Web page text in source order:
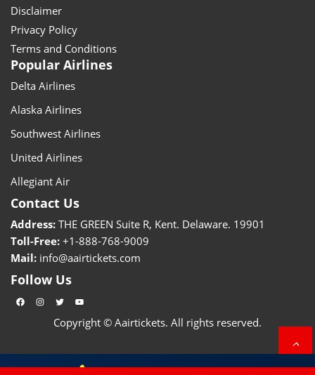
Disclaimer
Privacy Policy
Terms and Conditions
Popular Airlines
Delta Airlines
Alaska Airlines
Southwest Airlines
United Airlines
Allegiant Air
Contact Us
Address: THE GREEN Suite R, Kent. Delaware. 19901
Toll-Free: +1-888-768-9009
Mail: info@aairtickets.com
Follow Us
FacebookInstagram
TwitterYouTube
Copyright © Aairtickets. All rights reserved.